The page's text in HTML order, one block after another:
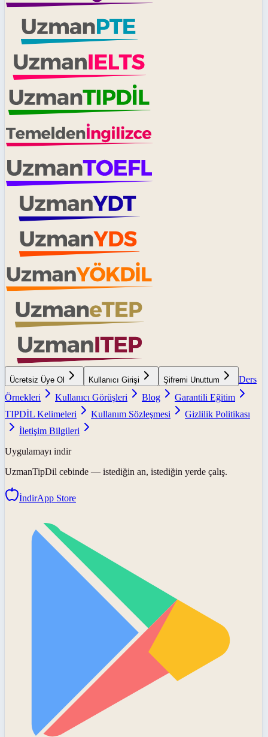
Ücretsiz Üye Ol Kullanıcı Girişi Şifremi Unuttum
Ders
Örnekleri
Kullanıcı Görüşleri Blog
Garantili Eğitim
TIPDİL Kelimeleri
Kullanım Sözleşmesi
Gizlilik Politikası
İletişim Bilgileri
Uygulamayı indir
UzmanTipDil cebinde — istediğin an, istediğin yerde çalış.
İndirApp Store